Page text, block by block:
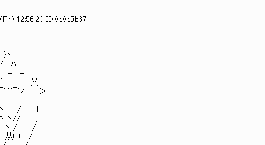
12:56:20 ID:8e8e5b67
ﾊ
-┴- ､
乂
⌒ﾏニニ＞
}:::::::::.
./}:::::::::}
//::::::::::;
/i:::::::::/
! .!:::::/